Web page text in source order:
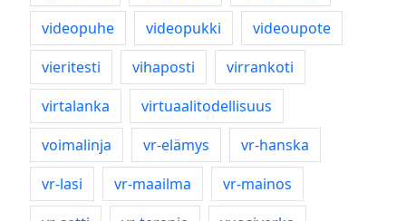
videopuhe
videopukki
videoupote
vieritesti
vihaposti
virrankoti
virtalanka
virtuaalitodellisuus
voimalinja
vr-elämys
vr-hanska
vr-lasi
vr-maailma
vr-mainos